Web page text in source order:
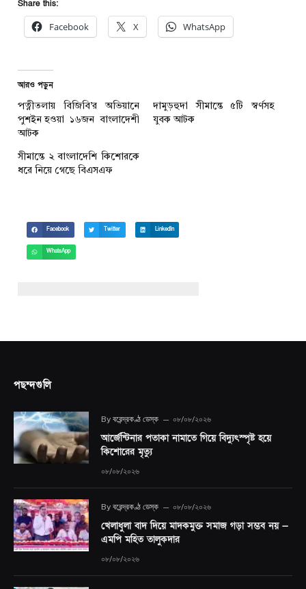
Share this:
Facebook X WhatsApp
আরও পড়ুন
পত্নীতলায় বিজিবি’র অভিয়ানে
পুশইন হওয়া ১৬জন বাংলাদেশী
আটক
দামুড়হুদা সীমান্তে ৫টি স্বর্ণসহ
যুবক আটক
সীমান্তে ২ বাংলাদেশি কিশোরকে
ধরে নিয়ে গেছে বিএসএফ
Facebook Twitter LinkedIn
WhatsApp
পছন্দগুলি
By বরেন্দ্রকণ্ঠ ডেস্ক ০৮/০৮/২০২৬
আর্জেন্টিনার পতাকা নামাতে গিয়ে বিদ্যুৎস্পৃষ্ট হয়ে
কিশোরের মৃত্যু
০৮/০৮/২০২৬
By বরেন্দ্রকণ্ঠ ডেস্ক ০৮/০৮/২০২৬
খেলাধুলা বাদ দিয়ে মাদকমুক্ত সমাজ গড়া সম্ভব নয় —
এমপি মহিত তালুকদার
০৮/০৮/২০২৬